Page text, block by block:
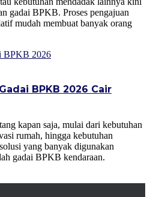
gadai BPKB. Proses pengajuan
mudah membuat banyak orang
BPKB 2026 Cair
kapan saja, mulai dari kebutuhan
rumah, hingga kebutuhan
yang banyak digunakan
gadai BPKB kendaraan.